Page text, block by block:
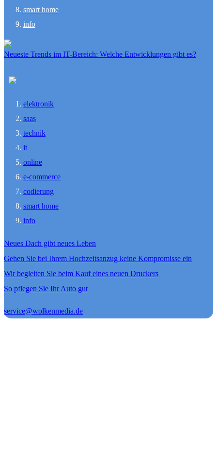
smart home
info
Neueste Trends im IT-Bereich: Welche Entwicklungen gibt es?
elektronik
saas
technik
it
online
e-commerce
codierung
smart home
info
Neues Dach gibt neues Leben
Gehen Sie bei Ihrem Hochzeitsanzug keine Kompromisse ein
Wir begleiten Sie beim Kauf eines neuen Druckers
So pflegen Sie Ihr Auto gut
service@wolkenmedia.de